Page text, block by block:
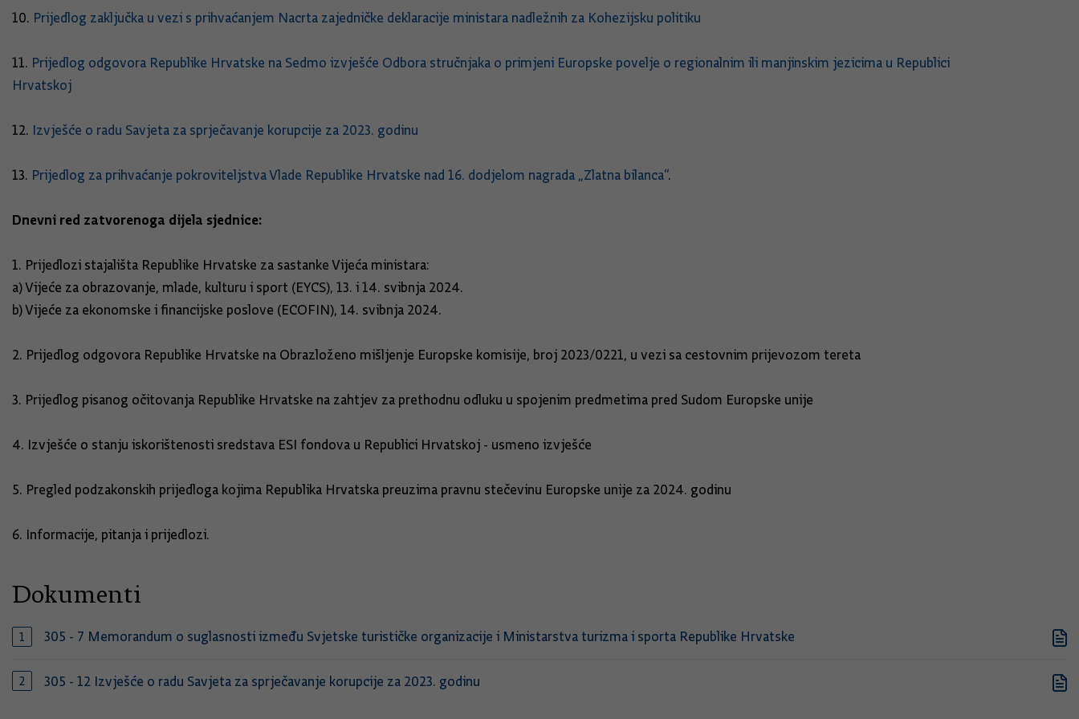
10. Prijedlog zaključka u vezi s prihvaćanjem Nacrta zajedničke deklaracije ministara nadležnih za Kohezijsku politiku
11. Prijedlog odgovora Republike Hrvatske na Sedmo izvješće Odbora stručnjaka o primjeni Europske povelje o regionalnim ili manjinskim jezicima u Republici
Hrvatskoj
12. Izvješće o radu Savjeta za sprječavanje korupcije za 2023. godinu
13. Prijedlog za prihvaćanje pokroviteljstva Vlade Republike Hrvatske nad 16. dodjelom nagrada „Zlatna bilanca“.
Dnevni red zatvorenoga dijela sjednice:
1. Prijedlozi stajališta Republike Hrvatske za sastanke Vijeća ministara:
a) Vijeće za obrazovanje, mlade, kulturu i sport (EYCS), 13. i 14. svibnja 2024.
b) Vijeće za ekonomske i financijske poslove (ECOFIN), 14. svibnja 2024.
2. Prijedlog odgovora Republike Hrvatske na Obrazloženo mišljenje Europske komisije, broj 2023/0221, u vezi sa cestovnim prijevozom tereta
3. Prijedlog pisanog očitovanja Republike Hrvatske na zahtjev za prethodnu odluku u spojenim predmetima pred Sudom Europske unije
4. Izvješće o stanju iskorištenosti sredstava ESI fondova u Republici Hrvatskoj - usmeno izvješće
5. Pregled podzakonskih prijedloga kojima Republika Hrvatska preuzima pravnu stečevinu Europske unije za 2024. godinu
6. Informacije, pitanja i prijedlozi.
Dokumenti
305 - 7 Memorandum o suglasnosti između Svjetske turističke organizacije i Ministarstva turizma i sporta Republike Hrvatske
305 - 12 Izvješće o radu Savjeta za sprječavanje korupcije za 2023. godinu